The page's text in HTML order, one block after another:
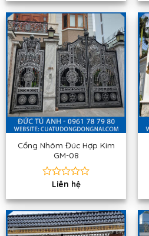
hạng
0
5
sao
Cổng Nhôm Đúc Hợp Kim
GM-08
Được
hạng
0
5
sao
Liên hệ